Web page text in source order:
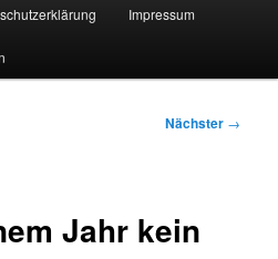
Impressum
Nächster →
Jahr kein